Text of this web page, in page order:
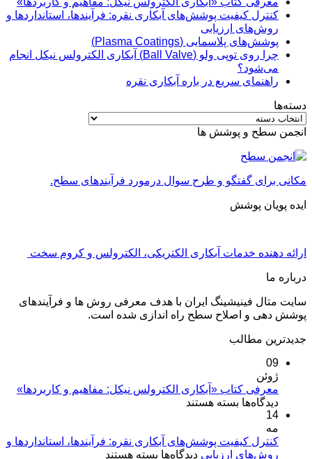
کنترل کیفیت پوشش‌های آبکاری نقره: فرآیندها، استانداردها و
روش‌های ارزیابی
پوشش‌های پلاسمایی (Plasma Coatings)
چرا روی توپی‌ ولو (Ball Valve) آبکاری الکترولس نیکل انجام
می‌شود؟
راهنمای سریع در باره آبکاری نقره
دسته‌ها
دسته‌ها
انجمن سطح و پوشش ها
مکانی برای گفتگو و طرح سوال درمورد فرآیندهای سطح.
ایده پویان پوشش
ارائه دهنده خدمات آبکاری الکتریکی، الکترولس و کروم سخت
درباره ما
سایت متال فینیشینگ ایران با هدف معرفی روش ها و فرآیندهای
پوشش دهی و اصلاح سطح راه اندازی شده است.
جدیدترین مطالب
09
ژوئن
معرفی کتاب «آبکاری الکترولس نیکل: مفاهیم و کاربردها»
دیدگاه‌ها برای
«آبکاری
الکترولس
بسته هستند
14
مه
کنترل کیفیت پوشش‌های آبکاری نقره: فرآیندها، استانداردها و
روش‌های ارزیابی دیدگاه‌ها برای
بسته هستند